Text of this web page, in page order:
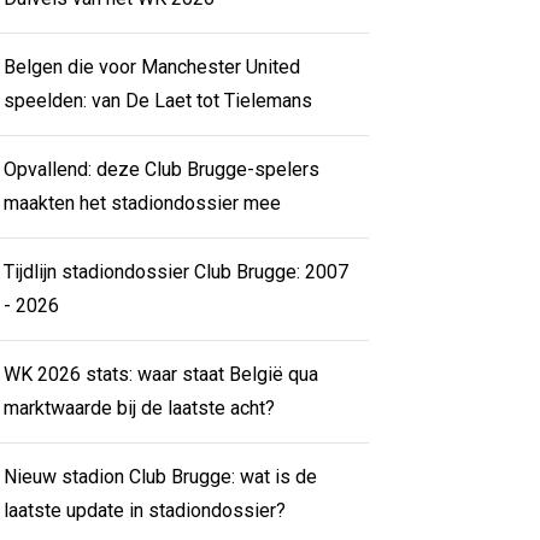
Belgen die voor Manchester United
speelden: van De Laet tot Tielemans
Opvallend: deze Club Brugge-spelers
maakten het stadiondossier mee
Tijdlijn stadiondossier Club Brugge: 2007
- 2026
WK 2026 stats: waar staat België qua
marktwaarde bij de laatste acht?
Nieuw stadion Club Brugge: wat is de
laatste update in stadiondossier?